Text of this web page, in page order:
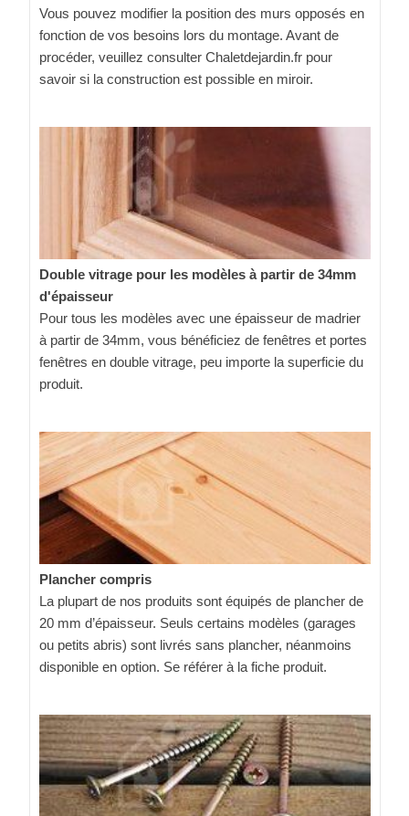
Vous pouvez modifier la position des murs opposés en
fonction de vos besoins lors du montage. Avant de
procéder, veuillez consulter Chaletdejardin.fr pour
savoir si la construction est possible en miroir.
Double vitrage pour les modèles à partir de 34mm
d'épaisseur
Pour tous les modèles avec une épaisseur de madrier
à partir de 34mm, vous bénéficiez de fenêtres et portes
fenêtres en double vitrage, peu importe la superficie du
produit.
Plancher compris
La plupart de nos produits sont équipés de plancher de
20 mm d’épaisseur. Seuls certains modèles (garages
ou petits abris) sont livrés sans plancher, néanmoins
disponible en option. Se référer à la fiche produit.